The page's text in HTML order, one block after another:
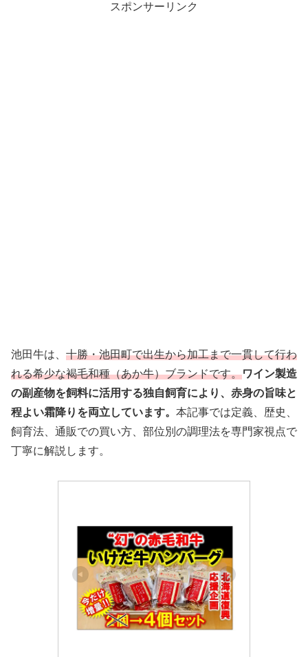
スポンサーリンク
池田牛は、 十勝・池田町で出生から加工まで一貫して行わ
れる希少な褐毛和種（あか牛）ブランドです。ワイン製造
の副産物を飼料に活用する独自飼育により、赤身の旨味と
程よい霜降りを両立しています。 本記事では定義、歴史、
飼育法、通販での買い方、部位別の調理法を専門家視点で
丁寧に解説します。